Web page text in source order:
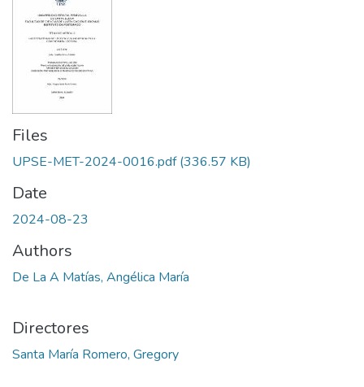
Files
UPSE-MET-2024-0016.pdf(336.57 KB)
Date
2024-08-23
Authors
De La A Matías, Angélica María
Directores
Santa María Romero, Gregory